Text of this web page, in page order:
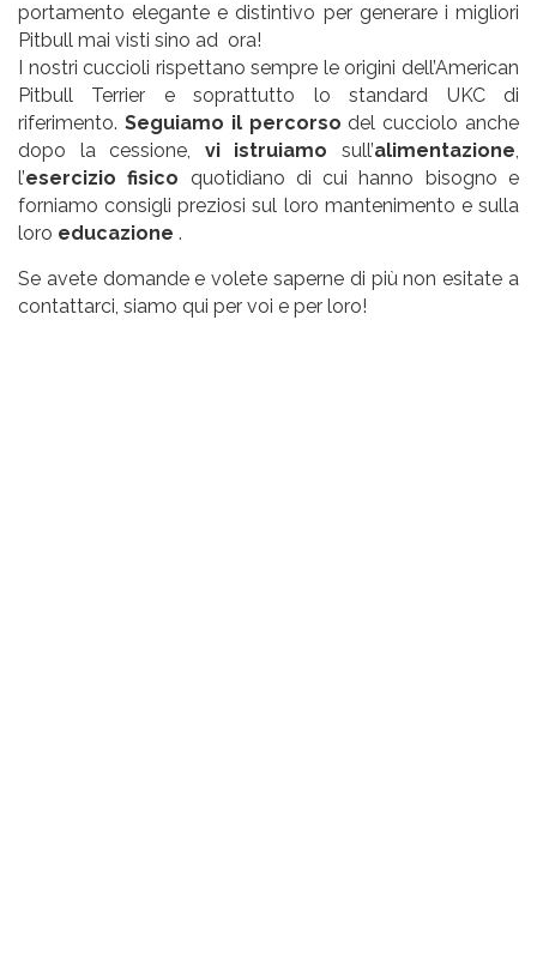
portamento elegante e distintivo per generare i migliori
Pitbull mai visti sino ad ora!
I nostri cuccioli rispettano sempre le origini dell’American
Pitbull Terrier e soprattutto lo standard UKC di
riferimento. Seguiamo il percorso del cucciolo anche
dopo la cessione, vi istruiamo sull’alimentazione,
l’esercizio fisico quotidiano di cui hanno bisogno e
forniamo consigli preziosi sul loro mantenimento e sulla
loro educazione .
Se avete domande e volete saperne di più non esitate a
contattarci, siamo qui per voi e per loro!